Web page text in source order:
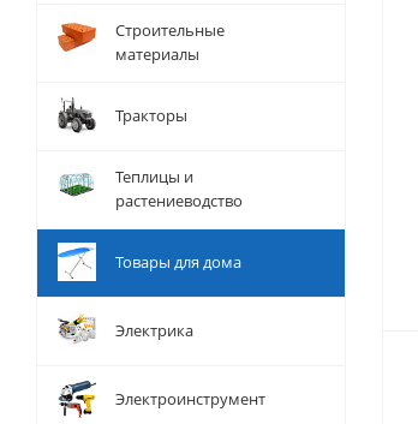
Строительные
материалы
Тракторы
Теплицы и
растениеводство
Товары для дома
Электрика
Электроинструмент